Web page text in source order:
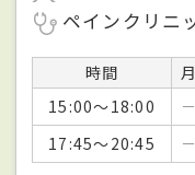
ペインクリニ
時間 月
15:00～18:00
－
17:45～20:45
－